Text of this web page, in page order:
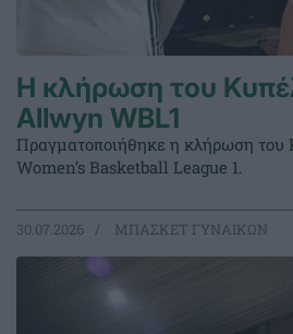
Η κλήρωση του
Allwyn WBL1
Πραγματοποιήθηκε η κλήρωση
Women’s Basketball League 1.
30.07.2026 ΜΠΑΣΚΕΤ ΓΥΝΑΙΚΩΝ